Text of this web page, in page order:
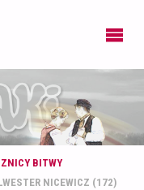
BITWY
NICEWICZ (172)